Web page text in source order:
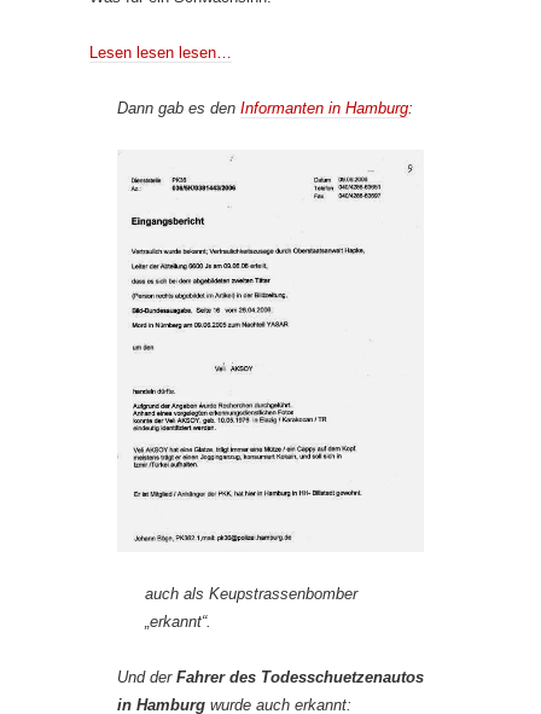
Lesen lesen lesen…
Dann gab es den Informanten in Hamburg:
auch als Keupstrassenbomber
„erkannt“.
Und der Fahrer des Todesschuetzenautos
in Hamburg wurde auch erkannt: